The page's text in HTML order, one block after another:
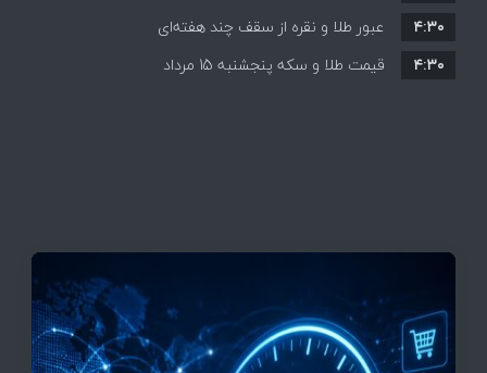
قیمت ها بر مدار افزایش + جدول
عبور طلا و نقره از سقف چند هفته‌ای
۴:۳۰
قیمت طلا و سکه پنجشنبه 15 مرداد
۴:۳۰